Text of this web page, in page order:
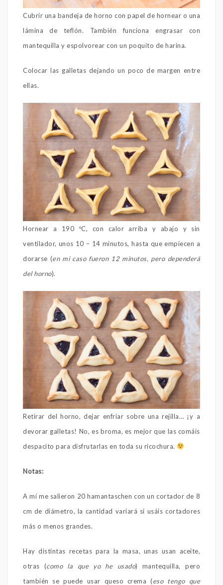
Cubrir una bandeja de horno con papel de hornear o una
lámina de teflón. También funciona engrasar con
mantequilla y espolvorear con un poquito de harina.
Colocar las galletas dejando un poco de margen entre
ellas.
Hornear a 190 ºC, con calor arriba y abajo y sin
ventilador, unos 10 – 14 minutos, hasta que empiecen a
dorarse (en mi caso fueron 12 minutos, pero dependerá
del horno).
Retirar del horno, dejar enfriar sobre una rejilla… ¡y a
devorar galletas! No, es broma, es mejor que las comáis
despacito para disfrutarlas en toda su ricochura.
Notas:
A mí me salieron 20 hamantaschen con un cortador de 8
cm de diámetro, la cantidad variará si usáis cortadores
más o menos grandes.
Hay distintas recetas para la masa, unas usan aceite,
otras (como la que yo he usado) mantequilla, pero
también se puede usar queso crema (eso tengo que